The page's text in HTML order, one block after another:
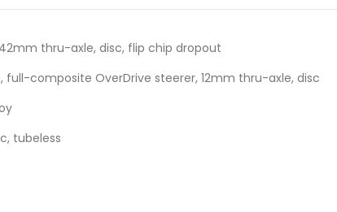
thru-axle, disc, flip chip dropout
composite OverDrive steerer, 12mm thru-axle, disc
tubeless